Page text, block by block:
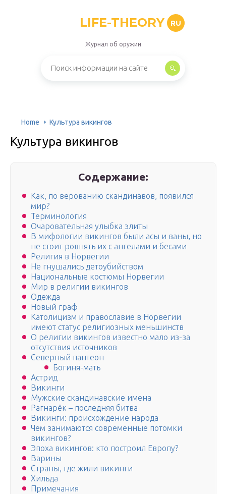
LIFE-THEORY RU
Журнал об оружии
Home Культура викингов
Культура викингов
Содержание:
Как, по верованию скандинавов, появился
мир?
Терминология
Очаровательная улыбка элиты
В мифологии викингов были асы и ваны, но
не стоит ровнять их с ангелами и бесами
Религия в Норвегии
Не гнушались детоубийством
Национальные костюмы Норвегии
Мир в религии викингов
Одежда
Новый граф
Католицизм и православие в Норвегии
имеют статус религиозных меньшинств
О религии викингов известно мало из-за
отсутствия источников
Северный пантеон
Богиня-мать
Астрид
Викинги
Мужские скандинавские имена
Рагнарёк – последняя битва
Викинги: происхождение народа
Чем занимаются современные потомки
викингов?
Эпоха викингов: кто построил Европу?
Варины
Страны, где жили викинги
Хильда
Примечания